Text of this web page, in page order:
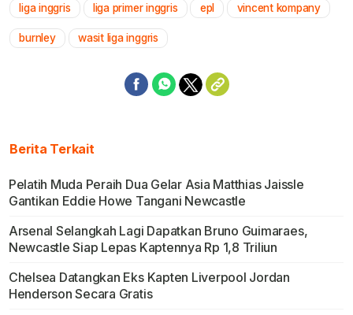
Mute
liga inggris liga primer inggris epl vincent kompany
burnley wasit liga inggris
Berita Terkait
Pelatih Muda Peraih Dua Gelar Asia Matthias Jaissle
Gantikan Eddie Howe Tangani Newcastle
Arsenal Selangkah Lagi Dapatkan Bruno Guimaraes,
Newcastle Siap Lepas Kaptennya Rp 1,8 Triliun
Chelsea Datangkan Eks Kapten Liverpool Jordan
Henderson Secara Gratis